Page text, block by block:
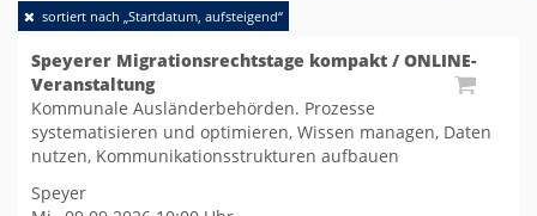
sortiert nach „Startdatum, aufsteigend“
Speyerer Migrationsrechtstage kompakt / ONLINE-
Veranstaltung
Kommunale Ausländerbehörden. Prozesse
systematisieren und optimieren, Wissen managen, Daten
nutzen, Kommunikationsstrukturen aufbauen
Speyer